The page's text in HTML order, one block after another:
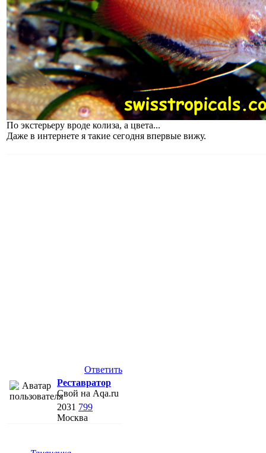
По экстерьеру вроде колиза, а цвета...
Даже в интернете я такие сегодня впервые вижу.
Ответить
Реставратор
Свой на Aqa.ru
2031 799
Москва